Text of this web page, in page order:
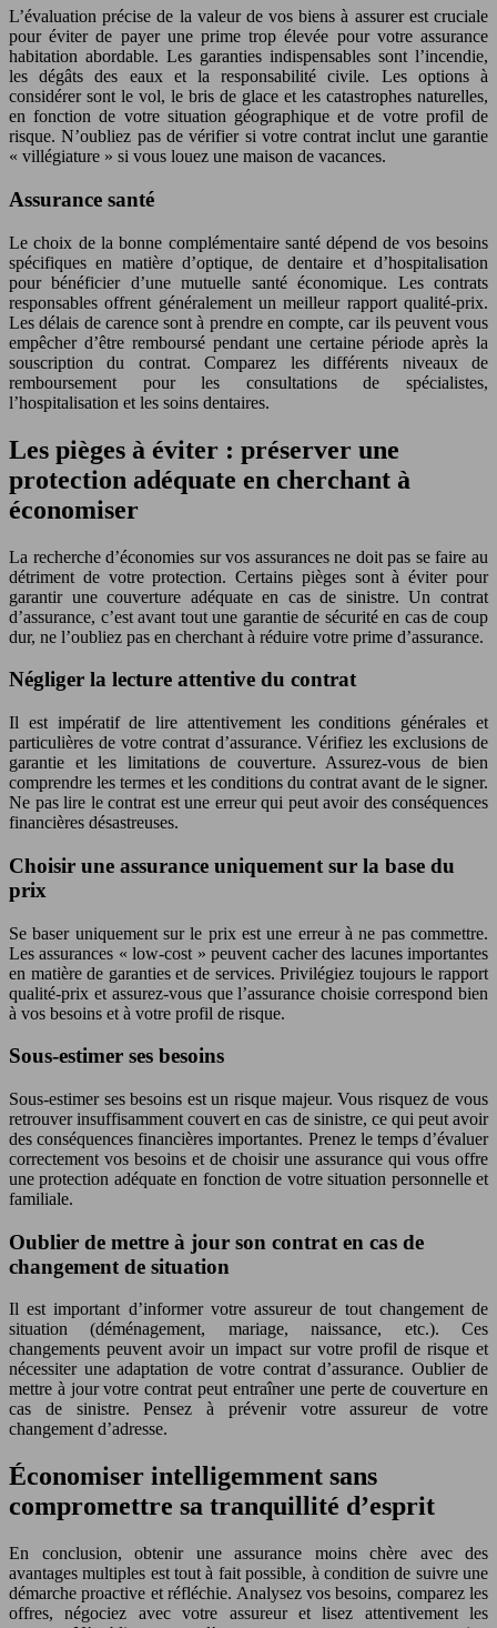
L’évaluation précise de la valeur de vos biens à assurer est cruciale
pour éviter de payer une prime trop élevée pour votre assurance
habitation abordable. Les garanties indispensables sont l’incendie,
les dégâts des eaux et la responsabilité civile. Les options à
considérer sont le vol, le bris de glace et les catastrophes naturelles,
en fonction de votre situation géographique et de votre profil de
risque. N’oubliez pas de vérifier si votre contrat inclut une garantie
« villégiature » si vous louez une maison de vacances.
Assurance santé
Le choix de la bonne complémentaire santé dépend de vos besoins
spécifiques en matière d’optique, de dentaire et d’hospitalisation
pour bénéficier d’une mutuelle santé économique. Les contrats
responsables offrent généralement un meilleur rapport qualité-prix.
Les délais de carence sont à prendre en compte, car ils peuvent vous
empêcher d’être remboursé pendant une certaine période après la
souscription du contrat. Comparez les différents niveaux de
remboursement pour les consultations de spécialistes,
l’hospitalisation et les soins dentaires.
Les pièges à éviter : préserver une
protection adéquate en cherchant à
économiser
La recherche d’économies sur vos assurances ne doit pas se faire au
détriment de votre protection. Certains pièges sont à éviter pour
garantir une couverture adéquate en cas de sinistre. Un contrat
d’assurance, c’est avant tout une garantie de sécurité en cas de coup
dur, ne l’oubliez pas en cherchant à réduire votre prime d’assurance.
Négliger la lecture attentive du contrat
Il est impératif de lire attentivement les conditions générales et
particulières de votre contrat d’assurance. Vérifiez les exclusions de
garantie et les limitations de couverture. Assurez-vous de bien
comprendre les termes et les conditions du contrat avant de le signer.
Ne pas lire le contrat est une erreur qui peut avoir des conséquences
financières désastreuses.
Choisir une assurance uniquement sur la base du
prix
Se baser uniquement sur le prix est une erreur à ne pas commettre.
Les assurances « low-cost » peuvent cacher des lacunes importantes
en matière de garanties et de services. Privilégiez toujours le rapport
qualité-prix et assurez-vous que l’assurance choisie correspond bien
à vos besoins et à votre profil de risque.
Sous-estimer ses besoins
Sous-estimer ses besoins est un risque majeur. Vous risquez de vous
retrouver insuffisamment couvert en cas de sinistre, ce qui peut avoir
des conséquences financières importantes. Prenez le temps d’évaluer
correctement vos besoins et de choisir une assurance qui vous offre
une protection adéquate en fonction de votre situation personnelle et
familiale.
Oublier de mettre à jour son contrat en cas de
changement de situation
Il est important d’informer votre assureur de tout changement de
situation (déménagement, mariage, naissance, etc.). Ces
changements peuvent avoir un impact sur votre profil de risque et
nécessiter une adaptation de votre contrat d’assurance. Oublier de
mettre à jour votre contrat peut entraîner une perte de couverture en
cas de sinistre. Pensez à prévenir votre assureur de votre
changement d’adresse.
Économiser intelligemment sans
compromettre sa tranquillité d’esprit
En conclusion, obtenir une assurance moins chère avec des
avantages multiples est tout à fait possible, à condition de suivre une
démarche proactive et réfléchie. Analysez vos besoins, comparez les
offres, négociez avec votre assureur et lisez attentivement les